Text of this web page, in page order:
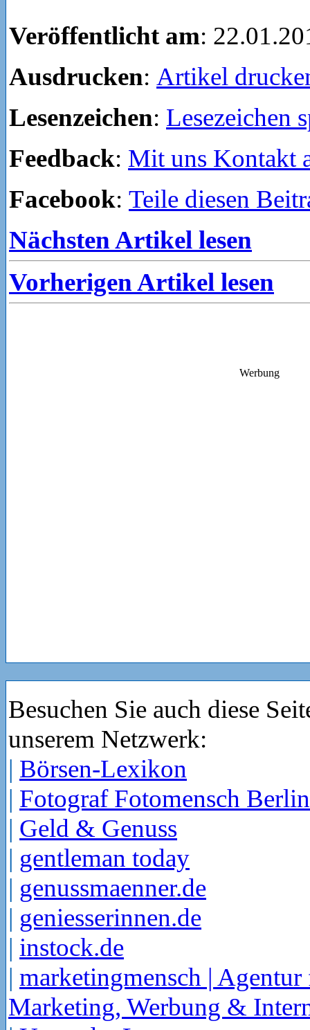
Veröffentlicht am:
Ausdrucken: Artikel
Lesenzeichen: Lesezeichen
Feedback: Mit uns Kontakt
Facebook: Teile diesen
Nächsten Artikel lesen
Vorherigen Artikel lesen
Werbung
Besuchen Sie auch diese
unserem Netzwerk:
| Börsen-Lexikon
| Fotograf Fotomensch Berlin
| Geld & Genuss
| gentleman today
| genussmaenner.de
| geniesserinnen.de
| instock.de
| marketingmensch | Agentur
Marketing, Werbung &